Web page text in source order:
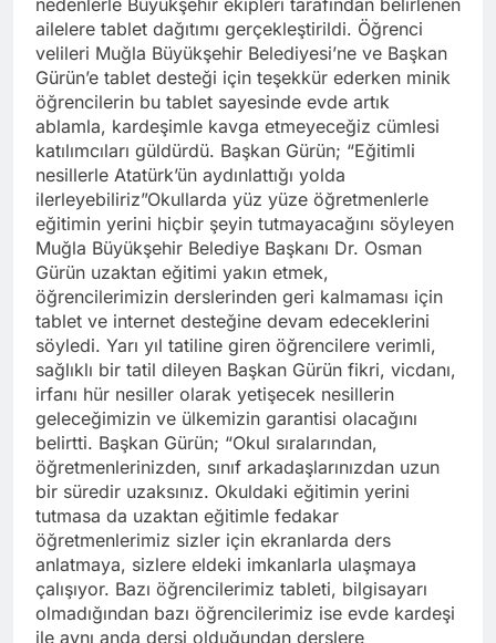
ailelere tablet dağıtımı gerçekleştirildi. Öğrenci
velileri Muğla Büyükşehir Belediyesi’ne ve Başkan
Gürün’e tablet desteği için teşekkür ederken minik
öğrencilerin bu tablet sayesinde evde artık
ablamla, kardeşimle kavga etmeyeceğiz cümlesi
katılımcıları güldürdü. Başkan Gürün; “Eğitimli
nesillerle Atatürk’ün aydınlattığı yolda
ilerleyebiliriz”Okullarda yüz yüze öğretmenlerle
eğitimin yerini hiçbir şeyin tutmayacağını söyleyen
Muğla Büyükşehir Belediye Başkanı Dr. Osman
Gürün uzaktan eğitimi yakın etmek,
öğrencilerimizin derslerinden geri kalmaması için
tablet ve internet desteğine devam edeceklerini
söyledi. Yarı yıl tatiline giren öğrencilere verimli,
sağlıklı bir tatil dileyen Başkan Gürün fikri, vicdanı,
irfanı hür nesiller olarak yetişecek nesillerin
geleceğimizin ve ülkemizin garantisi olacağını
belirtti. Başkan Gürün; “Okul sıralarından,
öğretmenlerinizden, sınıf arkadaşlarınızdan uzun
bir süredir uzaksınız. Okuldaki eğitimin yerini
tutmasa da uzaktan eğitimle fedakar
öğretmenlerimiz sizler için ekranlarda ders
anlatmaya, sizlere eldeki imkanlarla ulaşmaya
çalışıyor. Bazı öğrencilerimiz tableti, bilgisayarı
olmadığından bazı öğrencilerimiz ise evde kardeşi
ile aynı anda dersi olduğundan derslere